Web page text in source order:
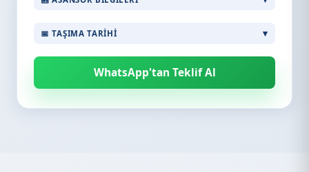
📅 TAŞIMA TARIHI
WhatsApp'tan Teklif Al